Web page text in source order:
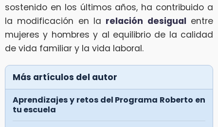
sostenido en los últimos años, ha contribuido a
la modificación en la relación desigual entre
mujeres y hombres y al equilibrio de la calidad
de vida familiar y la vida laboral.
Más artículos del autor
Aprendizajes y retos del Programa Roberto en
tu escuela